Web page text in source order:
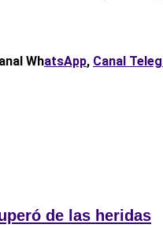
WhatsApp, Canal
de las heridas